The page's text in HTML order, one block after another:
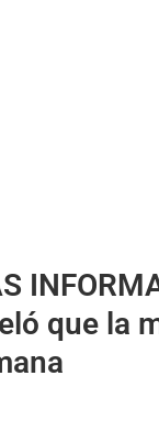
que la